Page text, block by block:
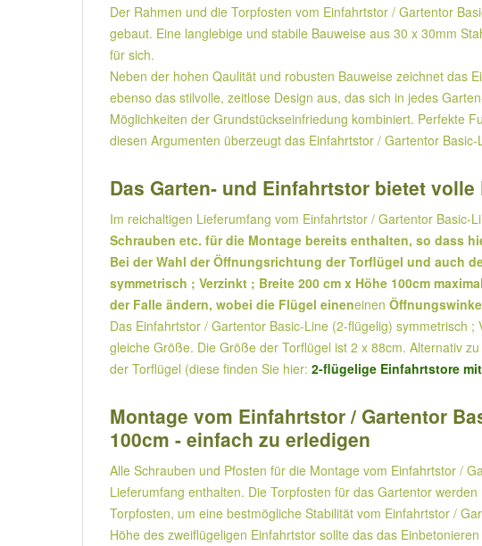
Der Rahmen und die Torpfosten vom Einfahrtstor / Gartentor
gebaut. Eine langlebige und stabile Bauweise aus 30 x 30mm
für sich.
Neben der hohen Qaulität und robusten Bauweise zeichnet das
ebenso das stilvolle, zeitlose Design aus, das sich in jedes
Möglichkeiten der Grundstückseinfriedung kombiniert. Perfekte
diesen Argumenten überzeugt das Einfahrtstor / Gartentor
Das Garten- und Einfahrtstor bietet
Im reichaltigen Lieferumfang vom Einfahrtstor / Gartentor
Schrauben etc. für die Montage bereits enthalten, so dass
Bei der Wahl der Öffnungsrichtung der Torflügel und auch
symmetrisch ; Verzinkt ; Breite 200 cm x Höhe 100cm
der Falle ändern, wobei die Flügel eineneinen
Das Einfahrtstor / Gartentor Basic-Line (2-flügelig) symmetrisch
gleiche Größe. Die Größe der Torflügel ist 2 x 88cm. Alternativ
der Torflügel (diese finden Sie hier: 2-flügelige Einfahrtstore
Montage vom Einfahrtstor / Gartentor
100cm - einfach zu erledigen
Alle Schrauben und Pfosten für die Montage vom Einfahrtstor /
Lieferumfang enthalten. Die Torpfosten für das Gartentor
Torpfosten, um eine bestmögliche Stabilität vom Einfahrtstor /
Höhe des zweiflügeligen Einfahrtstor sollte das das